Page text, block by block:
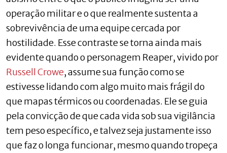
operação militar e o que realmente sustenta a
sobrevivência de uma equipe cercada por
hostilidade. Esse contraste se torna ainda mais
evidente quando o personagem Reaper, vivido por
Russell Crowe, assume sua função como se
estivesse lidando com algo muito mais frágil do
que mapas térmicos ou coordenadas. Ele se guia
pela convicção de que cada vida sob sua vigilância
tem peso específico, e talvez seja justamente isso
que faz o longa funcionar, mesmo quando tropeça